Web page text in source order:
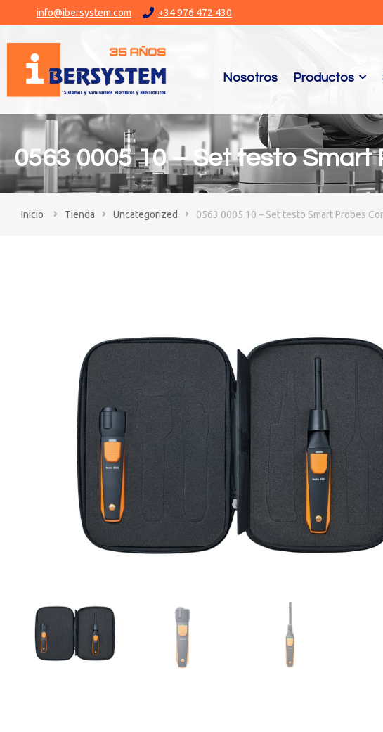
info@ibersystem.com +34 976 472 430
Nosotros Productos
0563 0005 10 – Set testo Smart
You are here:
Tienda Uncategorized 0563 0005 10 – Set testo Smart Probes